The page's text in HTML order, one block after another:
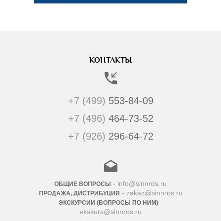
КОНТАКТЫ
+7 (499) 553-84-09
+7 (496) 464-73-52
+7 (926) 296-64-72
ОБЩИЕ ВОПРОСЫ - info@sinnros.ru
ПРОДАЖА, ДИСТРИБУЦИЯ - zakaz@sinnros.ru
ЭКСКУРСИИ (ВОПРОСЫ ПО НИМ)-
ekskurs@sinnros.ru